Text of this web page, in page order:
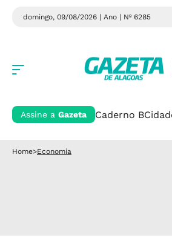
domingo, 09/08/2026 | Ano | Nº 6285
Assine a Gazeta Caderno B
Home>Economia